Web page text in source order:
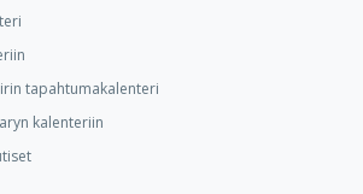
tapahtumakalenteri
kalenteriin